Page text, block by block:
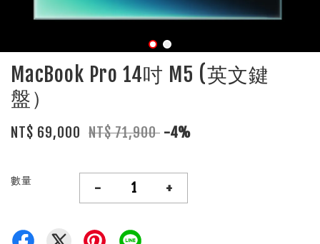
MacBook Pro 14吋 M5 (英文鍵
盤）
NT$ 69,000 NT$ 71,900 -4%
數量 - +